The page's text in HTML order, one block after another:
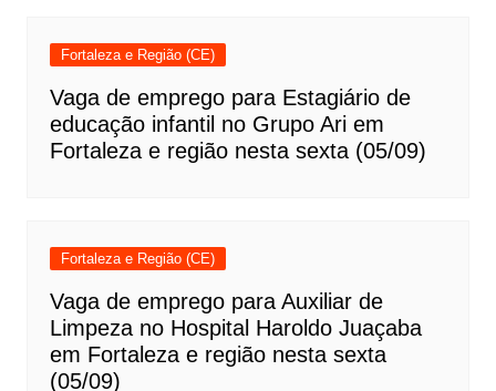
Fortaleza e Região (CE)
Vaga de emprego para Estagiário de
educação infantil no Grupo Ari em
Fortaleza e região nesta sexta (05/09)
Fortaleza e Região (CE)
Vaga de emprego para Auxiliar de
Limpeza no Hospital Haroldo Juaçaba
em Fortaleza e região nesta sexta
(05/09)